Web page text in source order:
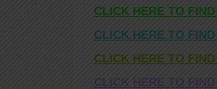
CLICK HERE TO
CLICK HERE TO
CLICK HERE TO
CLICK HERE TO